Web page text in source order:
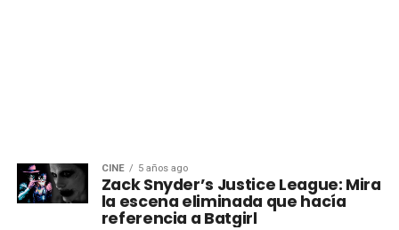
CINE 5 años ago
Zack Snyder’s Justice League: Mira
la escena eliminada que hacía
referencia a Batgirl